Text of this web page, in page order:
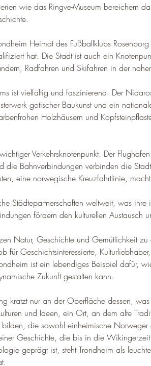
wie das Ringve-Museum bereichern
.
Heimat des Fußballklubs
hat. Die Stadt ist auch ein
Radfahren und Skifahren in der
ist vielfältig und faszinierend. Der
gotischer Baukunst und ein
Holzhäusern und
Verkehrsknotenpunkt. Der
die Bahnverbindungen verbinden die
eine norwegische Kreuzfahrtlinie,
Städtepartnerschaften weltweit, was
fördern den kulturellen Austausch
Natur, Geschichte und Gemütlichkeit
für Geschichtsinteressierte,
ist ein lebendiges Beispiel dafür,
Zukunft gestalten kann.
kratzt nur an der Oberfläche dessen,
und Ideen, ein Ort, an dem alte
die sowohl einheimische Norweger
Geschichte, die bis in die
geprägt ist, steht Trondheim als